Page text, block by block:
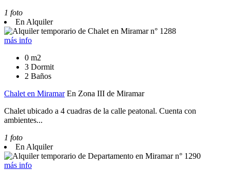
1 foto
En Alquiler
más info
0 m2
3 Dormit
2 Baños
Chalet en Miramar En Zona III de Miramar
Chalet ubicado a 4 cuadras de la calle peatonal. Cuenta con
ambientes...
1 foto
En Alquiler
más info